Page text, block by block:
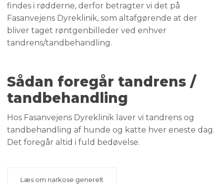
findes i rødderne, derfor betragter vi det på
Fasanvejens Dyreklinik, som altafgørende at der
bliver taget røntgenbilleder ved enhver
tandrens/tandbehandling.
Sådan foregår tandrens /
tandbehandling
Hos Fasanvejens Dyreklinik laver vi tandrens og
tandbehandling af hunde og katte hver eneste dag.
Det foregår altid i fuld bedøvelse.
Læs om narkose generelt